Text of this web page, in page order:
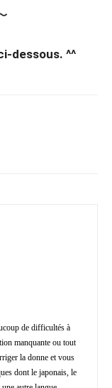
dessous. ^^
de difficultés à
manquante ou tout
la donne et vous
dont le japonais, le